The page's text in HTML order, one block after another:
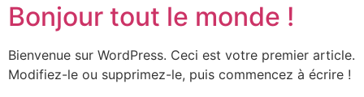
Bonjour tout le monde !
Bienvenue sur WordPress. Ceci est votre premier article.
Modifiez-le ou supprimez-le, puis commencez à écrire !